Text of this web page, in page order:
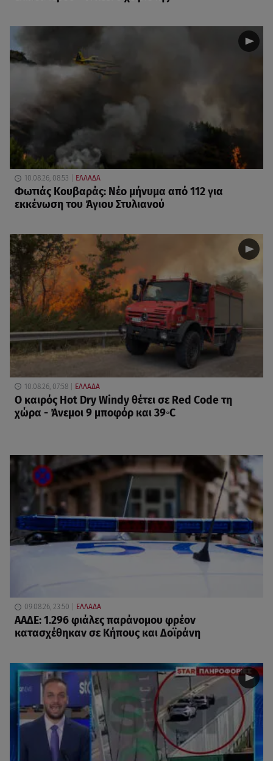
10.08.26, 08:53 ΕΛΛΑΔΑ
Φωτιάς Κουβαράς: Νέο μήνυμα από 112 για
εκκένωση του Άγιου Στυλιανού
10.08.26, 07:58 ΕΛΛΑΔΑ
Ο καιρός Hot Dry Windy θέτει σε Red Code τη
χώρα - Άνεμοι 9 μποφόρ και 39◦C
09.08.26, 23:50 ΕΛΛΑΔΑ
ΑΑΔΕ: 1.296 φιάλες παράνομου φρέον
κατασχέθηκαν σε Κήπους και Δοϊράνη